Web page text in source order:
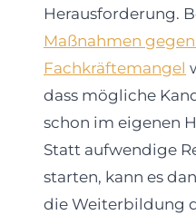
Herausforderung.
Maßnahmen
Fachkräftemangel
dass mögliche
schon im eigenen
Statt aufwendige
starten, kann es
die Weiterbildung